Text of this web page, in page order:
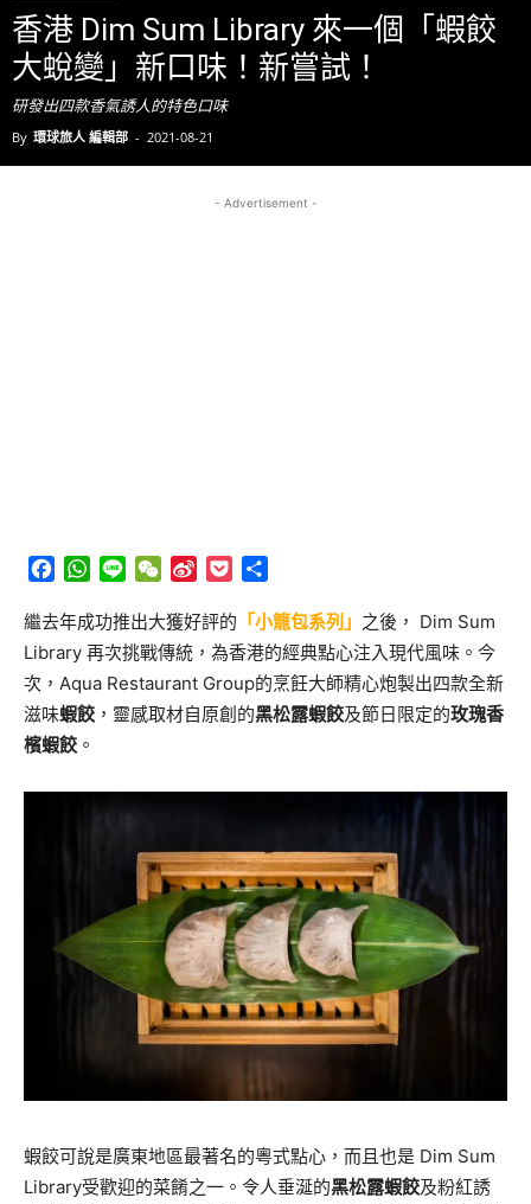
香港 Dim Sum Library 來一個「蝦餃
大蛻變」新口味！新嘗試！
研發出四款香氣誘人的特色口味
By 環球旅人 編輯部 - 2021-08-21
- Advertisement -
Facebook
WhatsApp
Line WeChat
Sina
Pocket
繼去年成功推出大獲好評的 「小籠包系列」 之後， Dim Sum
Library 再次挑戰傳統，為香港的經典點心注入現代風味。今
次，Aqua Restaurant Group的烹飪大師精心炮製出四款全新
滋味蝦餃 ，靈感取材自原創的黑松露蝦餃及節日限定的玫瑰香
檳蝦餃 。
蝦餃可說是廣東地區最著名的粵式點心，而且也是 Dim Sum
Library受歡迎的菜餚之一。令人垂涎的黑松露蝦餃及粉紅誘